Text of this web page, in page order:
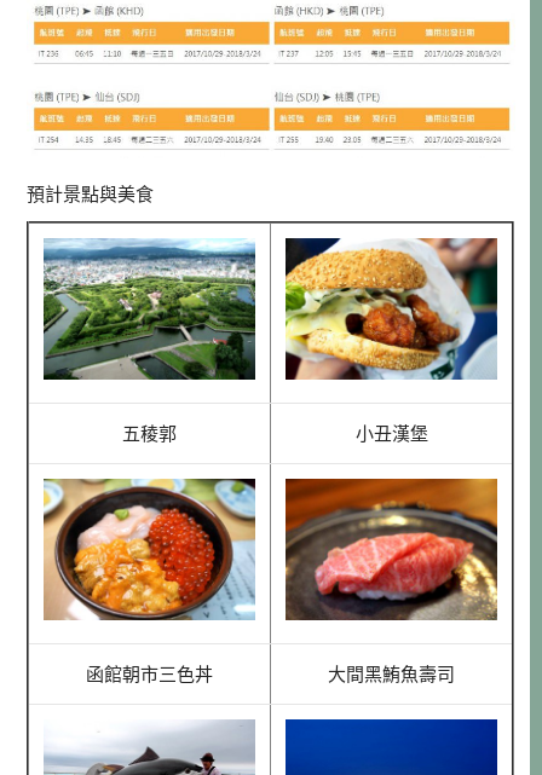
預計景點與美食
五稜郭 小丑漢堡
函館朝市三色丼 大間黑鮪魚壽司